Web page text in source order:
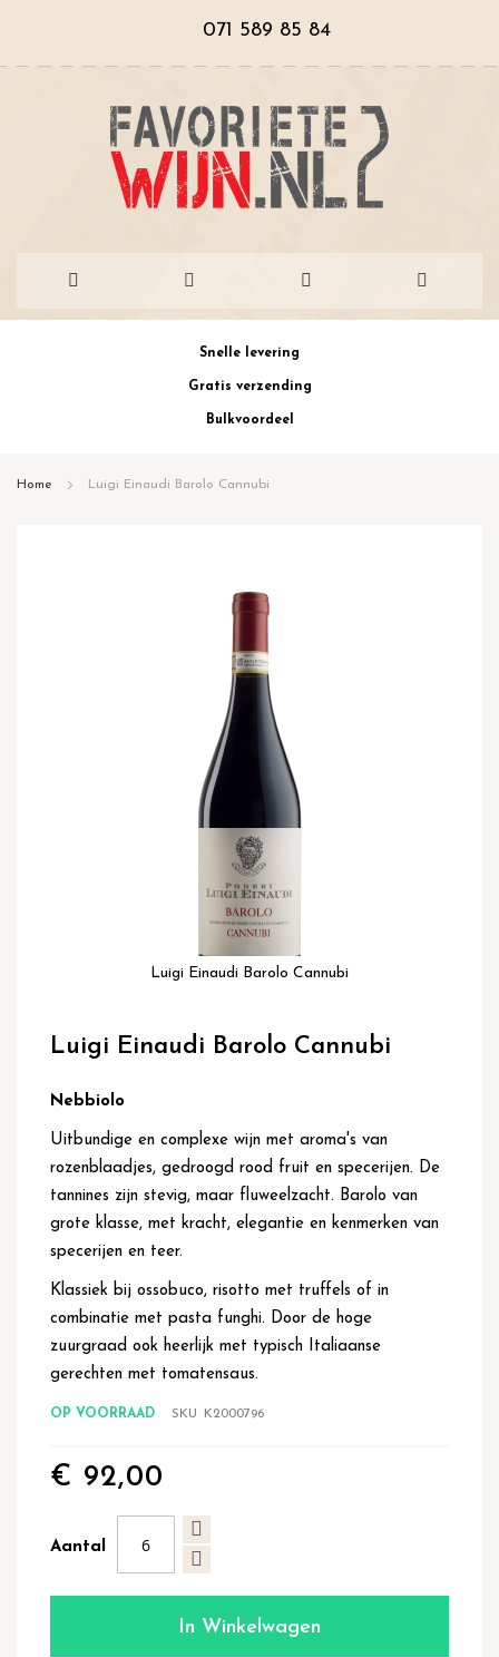
071 589 85 84
Snelle levering
Gratis verzending
Bulkvoordeel
Home Luigi Einaudi Barolo Cannubi
Luigi Einaudi Barolo Cannubi
het
van
afbeeldingen-
gallerij
Luigi Einaudi Barolo Cannubi
Nebbiolo
Uitbundige en complexe wijn met aroma's van
rozenblaadjes, gedroogd rood fruit en specerijen. De
tannines zijn stevig, maar fluweelzacht. Barolo van
grote klasse, met kracht, elegantie en kenmerken van
specerijen en teer.
Klassiek bij ossobuco, risotto met truffels of in
combinatie met pasta funghi. Door de hoge
zuurgraad ook heerlijk met typisch Italiaanse
gerechten met tomatensaus.
OP VOORRAAD SKU K2000796
€ 92,00
Aantal
In Winkelwagen